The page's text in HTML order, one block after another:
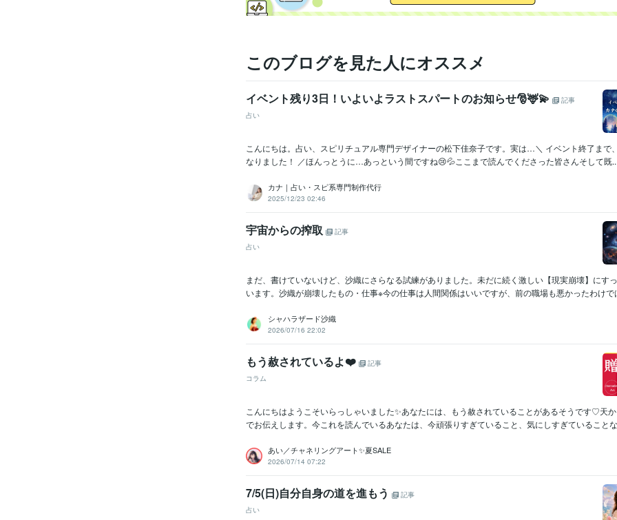
得意分野 悩み相談・カウンセリング 愚痴聞き/お悩み相談/話し相手
ライティング・翻訳
結婚式 家庭 手紙 サンタクロース
このブログを見た人にオススメ
イベント残り3日！いよいよラストスパートのお知らせ🎅🦌💫
記事
占い
こんにちは。占い、スピリチュアル専門デザイナーの松下佳奈子です。実は…＼ イベント終了まで
なりました！ ／ほんっとうに…あっという間ですね😢💦ここまで読んでくださった皆さんそして既
カナ｜占い・スピ系専門制作代行
2025/12/23 02:46
宇宙からの搾取
記事
占い
まだ、書けていないけど、沙織にさらなる試練がありました。未だに続く激しい【現実崩壊】にす
います。沙織が崩壊したもの・仕事※今の仕事は人間関係はいいですが、前の職場も悪かったわけで
シャハラザード沙織
2026/07/16 22:02
もう赦されているよ❤️
記事
コラム
こんにちはようこそいらっしゃいました✨あなたには、もう赦されていることがあるそうです♡天
でお伝えします。今これを読んでいるあなたは、今頑張りすぎていること、気にしすぎていること
あい／チャネリングアート✨夏SALE
2026/07/14 07:22
7/5(日)自分自身の道を進もう
記事
占い